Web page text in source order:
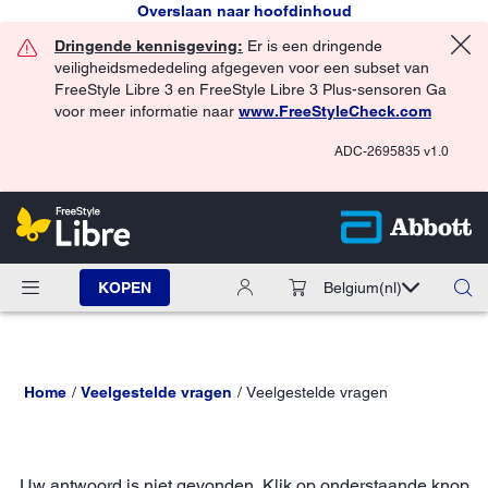
Overslaan naar hoofdinhoud
Dringende kennisgeving: Er is een dringende
veiligheidsmededeling afgegeven voor een subset van
FreeStyle Libre 3 en FreeStyle Libre 3 Plus-sensoren Ga
voor meer informatie naar www.FreeStyleCheck.com
ADC-2695835 v1.0
KOPEN Belgium(nl)
Home Veelgestelde vragen Veelgestelde vragen